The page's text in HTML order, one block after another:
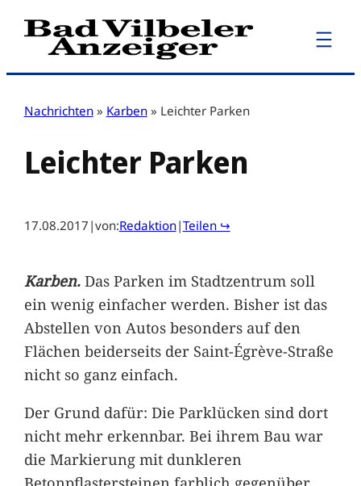
Zum
Inhalt
Nachrichten » Karben » Leichter Parken
Leichter Parken
17.08.2017 |von:Redaktion|Teilen ↪
Karben.Das Parken im Stadtzentrum soll
ein wenig einfacher werden. Bisher ist das
Abstellen von Autos besonders auf den
Flächen beiderseits der Saint-Égrève-Straße
nicht so ganz einfach.
Der Grund dafür: Die Parklücken sind dort
nicht mehr erkennbar. Bei ihrem Bau war
die Markierung mit dunkleren